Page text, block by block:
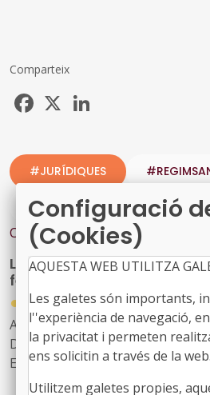
Comparteix
Facebook
#JURÍDIQUES
#XARXAFERROVIÀRIA
Contingut relacionat
L’FMC, present a una
ferroviària
●
14/07/2026
Ahir al matí es va celebrar una
Departament de Territori,
Ecològica per abordar el futur
català i definir les seves
Configuració
(Cookies)
AQUESTA WEB UTILITZA
Les galetes són importants,
l''experiència de navegació,
la privacitat i permeten
ens solicitin a través de la web.
Utilitzem galetes propies,